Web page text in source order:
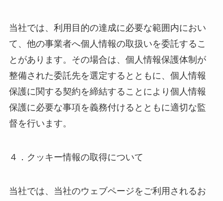
当社では、利用目的の達成に必要な範囲内におい
て、他の事業者へ個人情報の取扱いを委託するこ
とがあります。その場合は、個人情報保護体制が
整備された委託先を選定するとともに、個人情報
保護に関する契約を締結することにより個人情報
保護に必要な事項を義務付けるとともに適切な監
督を行います。
４．クッキー情報の取得について
当社では、当社のウェブページをご利用されるお